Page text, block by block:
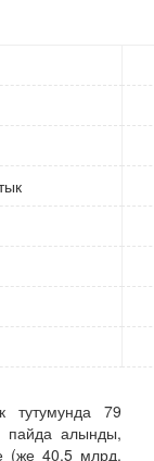
тутумунда 79
пайда алынды,
(же 40,5 млрд.